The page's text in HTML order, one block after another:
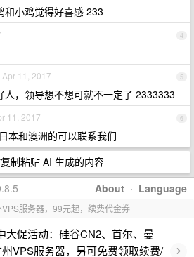
和小鸡觉得好喜感 233
4
5
Apr 11, 2017
人，领导想不想可就不一定了 2333333
6
11, 2017
本和澳洲的可以联系我们
制粘贴 AI 生成的内容
About · Language
服务器，99元起，续费代金券
大促活动：硅谷CN2、首尔、曼
VPS服务器，另可免费领取续费/
›